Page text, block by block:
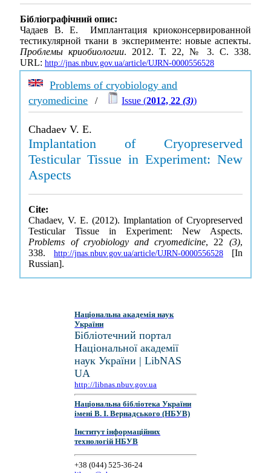
Бібліографічний опис:
Чадаев В. Е. Имплантация криоконсервированной
тестикулярной ткани в эксперименте: новые аспекты.
Проблемы криобиологии. 2012. Т. 22, № 3. С. 338.
URL: http://jnas.nbuv.gov.ua/article/UJRN-0000556528
Problems of cryobiology and
cryomedicine / Issue (2012, 22(3))
Chadaev V. E.
Implantation of Cryopreserved
Testicular Tissue in Experiment: New
Aspects
Cite:
Chadaev, V. E. (2012). Implantation of Cryopreserved
Testicular Tissue in Experiment: New Aspects.
Problems of cryobiology and cryomedicine, 22 (3),
338. http://jnas.nbuv.gov.ua/article/UJRN-0000556528 [In
Russian].
Національна академія наук
України
Бібліотечний портал
Національної академії
наук України | LibNAS
UA
http://libnas.nbuv.gov.ua
Національна бібліотека України
імені В. І. Вернадського (НБУВ)
Інститут інформаційних
технологій НБУВ
+38 (044) 525-36-24